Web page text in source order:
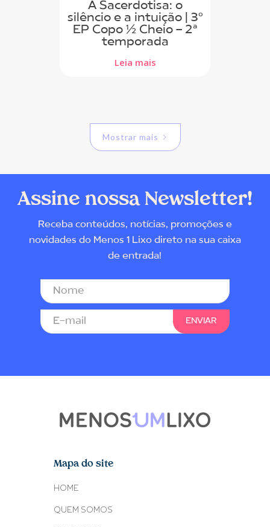
A Sacerdotisa: o
silêncio e a intuição | 3º
EP Copo ½ Cheio - 2ª
temporada
Leia mais
Mostrar mais
Assine nossa Newsletter!
Receba conteúdos, notícias, promoções e
novidades do Menos 1 Lixo direto na sua caixa
de entrada!
Mapa do site
HOME
QUEM SOMOS